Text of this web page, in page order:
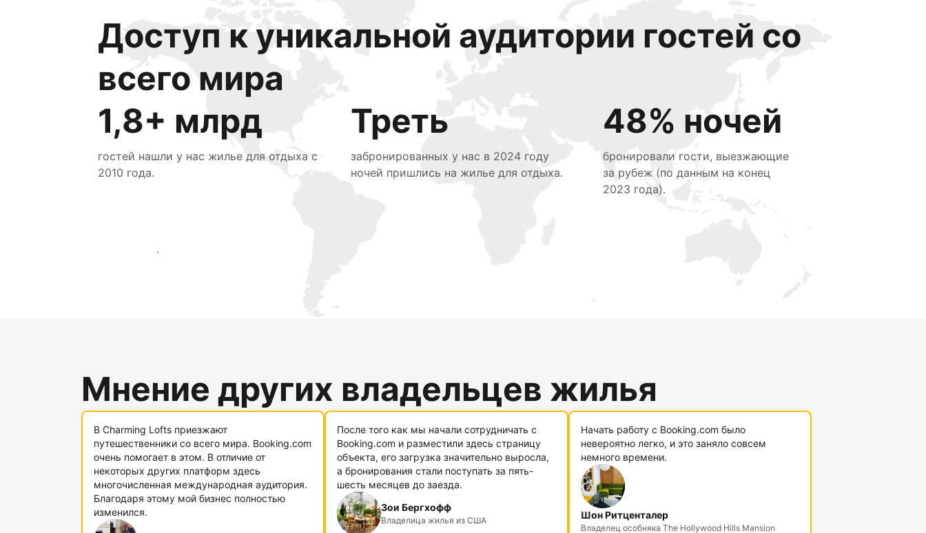
Доступ к уникальной аудитории гостей со
всего мира
1,8+ млрд
гостей нашли у нас жилье для отдыха с
2010 года.
Треть
забронированных у нас в 2024 году
ночей пришлись на жилье для отдыха.
48% ночей
бронировали гости, выезжающие
за рубеж (по данным на конец
2023 года).
Привлечь новых гостей
Мнение других владельцев жилья
В Charming Lofts приезжают
путешественники со всего мира. Booking.com
очень помогает в этом. В отличие от
некоторых других платформ здесь
многочисленная международная аудитория.
Благодаря этому мой бизнес полностью
изменился.
После того как мы начали сотрудничать с
Booking.com и разместили здесь страницу
объекта, его загрузка значительно выросла,
а бронирования стали поступать за пять-
шесть месяцев до заезда.
Зои Бергхофф
Владелица жилья из США
Начать работу с Booking.com было
невероятно легко, и это заняло совсем
немного времени.
Шон Ритценталер
Владелец особняка The Hollywood Hills Mansion